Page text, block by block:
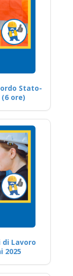
Stato-
ore)
di Lavoro
2025